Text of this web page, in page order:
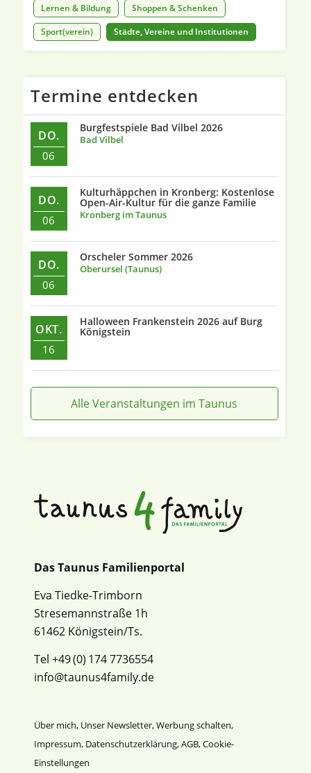
Lernen & Bildung
Shoppen & Schenken
Sport(verein)
Städte, Vereine und Institutionen
Termine entdecken
DO.
06
Burgfestspiele Bad Vilbel 2026
Bad Vilbel
DO.
06
Kulturhäppchen in Kronberg: Kostenlose
Open-Air-Kultur für die ganze Familie
Kronberg im Taunus
DO.
06
Orscheler Sommer 2026
Oberursel (Taunus)
OKT.
16
Halloween Frankenstein 2026 auf Burg
Königstein
Alle Veranstaltungen im Taunus
Das Taunus Familienportal
Eva Tiedke-Trimborn
Stresemannstraße 1h
61462 Königstein/Ts.
Tel +49 (0) 174 7736554
info@taunus4family.de
Über mich, Unser Newsletter,Werbung schalten,
Impressum, Datenschutz­erklärung,AGB,Cookie-
Einstellungen